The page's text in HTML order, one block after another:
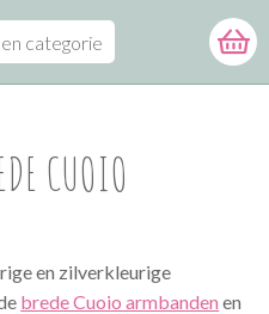
categorie
CUOIO
en zilverkleurige
brede Cuoio armbanden en